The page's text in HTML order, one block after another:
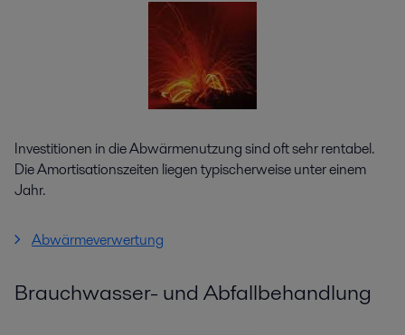
Investitionen in die Abwärmenutzung sind oft sehr rentabel.
Die Amortisationszeiten liegen typischerweise unter einem
Jahr.
Abwärmeverwertung
Brauchwasser- und Abfallbehandlung